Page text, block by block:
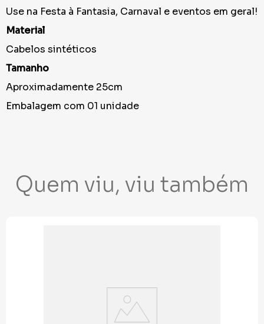
Use na Festa à Fantasia, Carnaval e eventos em geral!
Material
Cabelos sintéticos
Tamanho
Aproximadamente 25cm
Embalagem com 01 unidade
Quem viu, viu também